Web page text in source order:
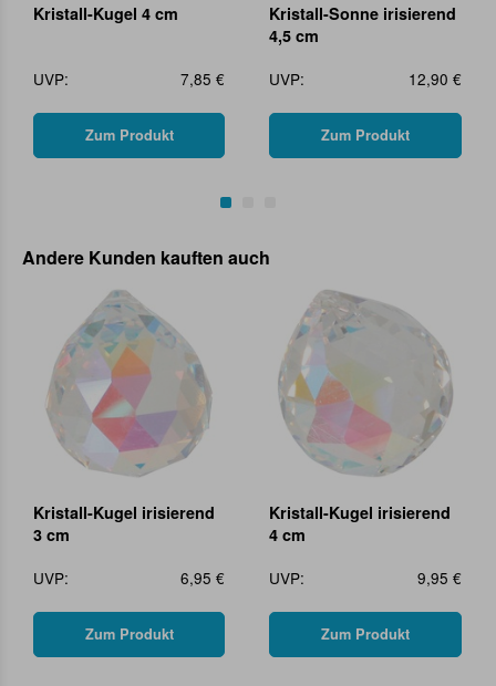
Kristall-Kugel 4 cm
UVP: 7,85 €
Zum Produkt
Kristall-Sonne irisierend
4,5 cm
UVP:
12,90 €
Zum Produkt
Andere Kunden kauften auch
Kristall-Kugel irisierend
3 cm
UVP:
6,95 €
Zum Produkt
Kristall-Kugel irisierend
4 cm
UVP:
9,95 €
Zum Produkt